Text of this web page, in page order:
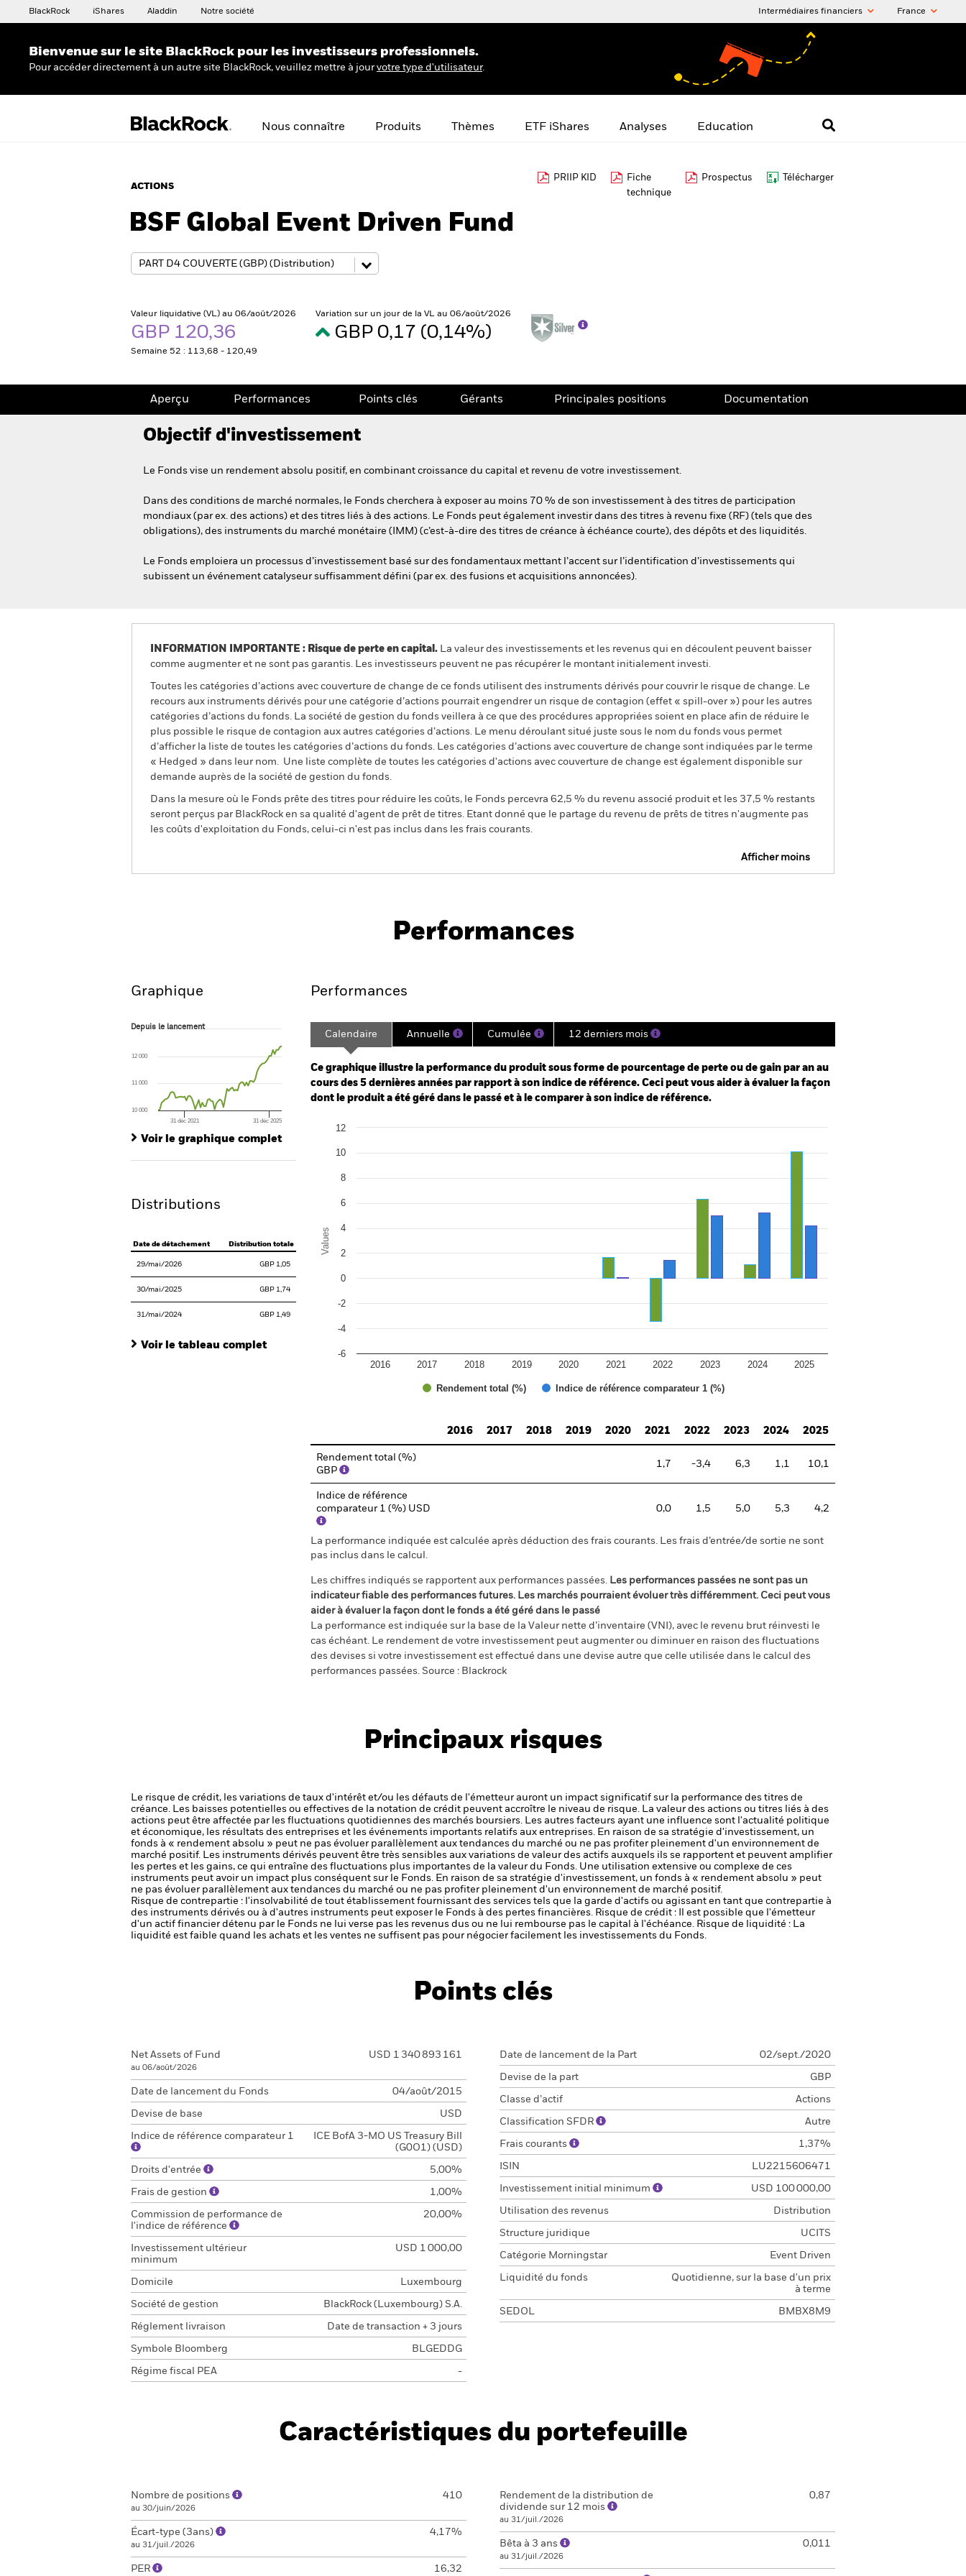
BlackRock iShares Aladdin Notre société Intermédiaires financiers France
Bienvenue sur le site BlackRock pour les investisseurs professionnels.
Pour accéder directement à un autre site BlackRock, veuillez mettre à jour votre type d'utilisateur.
Nous connaître Produits Thèmes ETF iShares Analyses Education
ACTIONS
PRIIP KID
Fiche
technique
Prospectus Télécharger
BSF Global Event Driven Fund
Valeur liquidative (VL) au 06/août/2026
GBP 120,36
Semaine 52 : 113,68 - 120,49
Variation sur un jour de la VL au 06/août/2026
GBP 0,17 (0,14%)
Aperçu Performances Points clés Gérants Principales positions Documentation
Objectif d'investissement
Le Fonds vise un rendement absolu positif, en combinant croissance du capital et revenu de votre investissement.
Dans des conditions de marché normales, le Fonds cherchera à exposer au moins 70 % de son investissement à des titres de participation
mondiaux (par ex. des actions) et des titres liés à des actions. Le Fonds peut également investir dans des titres à revenu fixe (RF) (tels que des
obligations), des instruments du marché monétaire (IMM) (c’est-à-dire des titres de créance à échéance courte), des dépôts et des liquidités.
Le Fonds emploiera un processus d’investissement basé sur des fondamentaux mettant l’accent sur l’identification d’investissements qui
subissent un événement catalyseur suffisamment défini (par ex. des fusions et acquisitions annoncées).
INFORMATION IMPORTANTE : Risque de perte en capital. La valeur des investissements et les revenus qui en découlent peuvent baisser
comme augmenter et ne sont pas garantis. Les investisseurs peuvent ne pas récupérer le montant initialement investi.
Toutes les catégories d’actions avec couverture de change de ce fonds utilisent des instruments dérivés pour couvrir le risque de change. Le
recours aux instruments dérivés pour une catégorie d’actions pourrait engendrer un risque de contagion (effet « spill-over ») pour les autres
catégories d’actions du fonds. La société de gestion du fonds veillera à ce que des procédures appropriées soient en place afin de réduire le
plus possible le risque de contagion aux autres catégories d’actions. Le menu déroulant situé juste sous le nom du fonds vous permet
d’afficher la liste de toutes les catégories d’actions du fonds. Les catégories d’actions avec couverture de change sont indiquées par le terme
« Hedged » dans leur nom. Une liste complète de toutes les catégories d'actions avec couverture de change est également disponible sur
demande auprès de la société de gestion du fonds.
Dans la mesure où le Fonds prête des titres pour réduire les coûts, le Fonds percevra 62,5 % du revenu associé produit et les 37,5 % restants
seront perçus par BlackRock en sa qualité d'agent de prêt de titres. Etant donné que le partage du revenu de prêts de titres n'augmente pas
les coûts d'exploitation du Fonds, celui-ci n'est pas inclus dans les frais courants.
Afficher moins
Performances
Graphique
Depuis le lancement
The chart has 1 X axis displaying Time. Range: 2020-09-30 00:00:00 to 2026-07-31 00:00:00.
The chart has 1 Y axis displaying values. Range: 0 to 30.
Depuis le lancement
31 déc 2021 31 déc 2025
10 000
11 000
12 000
Voir le graphique complet
Distributions
Date de détachement Distribution totale
29/mai/2026 GBP 1,05
30/mai/2025 GBP 1,74
31/mai/2024 GBP 1,49
Voir le tableau complet
Performances
Calendaire Annuelle Cumulée 12 derniers mois
Ce graphique illustre la performance du produit sous forme de pourcentage de perte ou de gain par an au
cours des 5 dernières années par rapport à son indice de référence. Ceci peut vous aider à évaluer la façon
dont le produit a été géré dans le passé et à le comparer à son indice de référence.
Chart
Bar chart with 2 data series.
The chart has 1 Y axis displaying Values. Range: -6 to 12.
Values
Rendement total (%) Indice de référence comparateur 1 (%)
2016 2017 2018 2019 2020 2021 2022 2023 2024 2025
-6
-4
-2
0
2
4
6
8
10
12
2016
2017 2018 2019 2020 2021 2022 2023 2024 2025
Rendement total (%)
GBP
1,7 -3,4 6,3 1,1 10,1
Indice de référence
comparateur 1 (%) USD
0,0 1,5 5,0 5,3 4,2
La performance indiquée est calculée après déduction des frais courants. Les frais d’entrée/de sortie ne sont
pas inclus dans le calcul.
Les chiffres indiqués se rapportent aux performances passées. Les performances passées ne sont pas un
indicateur fiable des performances futures. Les marchés pourraient évoluer très différemment. Ceci peut vous
aider à évaluer la façon dont le fonds a été géré dans le passé
La performance est indiquée sur la base de la Valeur nette d’inventaire (VNI), avec le revenu brut réinvesti le
cas échéant. Le rendement de votre investissement peut augmenter ou diminuer en raison des fluctuations
des devises si votre investissement est effectué dans une devise autre que celle utilisée dans le calcul des
performances passées. Source : Blackrock
Principaux risques
Le risque de crédit, les variations de taux d'intérêt et/ou les défauts de l'émetteur auront un impact significatif sur la performance des titres de
créance. Les baisses potentielles ou effectives de la notation de crédit peuvent accroître le niveau de risque. La valeur des actions ou titres liés à des
actions peut être affectée par les fluctuations quotidiennes des marchés boursiers. Les autres facteurs ayant une influence sont l'actualité politique
et économique, les résultats des entreprises et les événements importants relatifs aux entreprises. En raison de sa stratégie d'investissement, un
fonds à « rendement absolu » peut ne pas évoluer parallèlement aux tendances du marché ou ne pas profiter pleinement d'un environnement de
marché positif. Les instruments dérivés peuvent être très sensibles aux variations de valeur des actifs auxquels ils se rapportent et peuvent amplifier
les pertes et les gains, ce qui entraîne des fluctuations plus importantes de la valeur du Fonds. Une utilisation extensive ou complexe de ces
instruments peut avoir un impact plus conséquent sur le Fonds. En raison de sa stratégie d'investissement, un fonds à « rendement absolu » peut
ne pas évoluer parallèlement aux tendances du marché ou ne pas profiter pleinement d'un environnement de marché positif.
Risque de contrepartie : l'insolvabilité de tout établissement fournissant des services tels que la garde d'actifs ou agissant en tant que contrepartie à
des instruments dérivés ou à d'autres instruments peut exposer le Fonds à des pertes financières. Risque de crédit : Il est possible que l'émetteur
d'un actif financier détenu par le Fonds ne lui verse pas les revenus dus ou ne lui rembourse pas le capital à l'échéance. Risque de liquidité : La
liquidité est faible quand les achats et les ventes ne suffisent pas pour négocier facilement les investissements du Fonds.
Points clés
Net Assets of Fund
au 06/août/2026
USD 1 340 893 161
Date de lancement du Fonds 04/août/2015
Devise de base USD
Indice de référence comparateur 1
ICE BofA 3-MO US Treasury Bill
(G0O1) (USD)
Droits d'entrée 5,00%
Frais de gestion 1,00%
Commission de performance de
l'indice de référence
20,00%
Investissement ultérieur
minimum
USD 1 000,00
Domicile Luxembourg
Société de gestion BlackRock (Luxembourg) S.A.
Réglement livraison Date de transaction + 3 jours
Symbole Bloomberg BLGEDDG
Régime fiscal PEA -
Date de lancement de la Part 02/sept./2020
Devise de la part GBP
Classe d’actif Actions
Classification SFDR Autre
Frais courants 1,37%
ISIN LU2215606471
Investissement initial minimum USD 100 000,00
Utilisation des revenus Distribution
Structure juridique UCITS
Catégorie Morningstar Event Driven
Liquidité du fonds
Quotidienne, sur la base d'un prix
à terme
SEDOL BMBX8M9
Caractéristiques du portefeuille
Nombre de positions
au 30/juin/2026
410
Écart-type (3ans)
au 31/juil./2026
4,17%
PER 16,32
Rendement de la distribution de
dividende sur 12 mois
au 31/juil./2026
0,87
Bêta à 3 ans
au 31/juil./2026
0,011